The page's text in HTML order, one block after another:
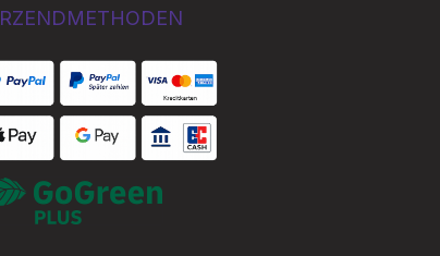
image 1